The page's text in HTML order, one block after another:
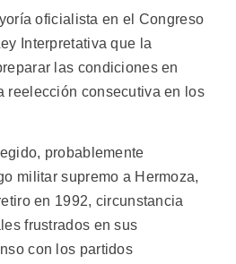
oficialista en el Congreso
Interpretativa que la
las condiciones en
reelección consecutiva en los
probablemente
militar supremo a Hermoza,
en 1992, circunstancia
frustrados en sus
con los partidos